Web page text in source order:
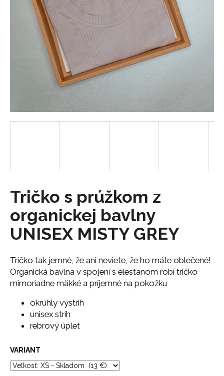
Tričko s prúžkom z
organickej bavlny
UNISEX MISTY GREY
Tričko tak jemné, že ani neviete, že ho máte oblečené!
Organická bavlna v spojení s elestanom robí tričko
mimoriadne mäkké a príjemné na pokožku
okrúhly výstrih
unisex strih
rebrový úplet
VARIANT
d
o
ú
č
a
e
LEGÍNY